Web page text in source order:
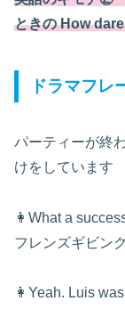
ときの How
ドラマフレ
パーティーが終
けをしています
👩What a
フレンズギビン
👩Yeah. Luis